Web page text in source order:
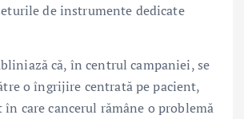
de instrumente dedicate
că, în centrul campaniei, se
o îngrijire centrată pe pacient,
care cancerul rămâne o problemă